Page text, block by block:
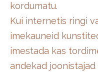
kordumatu.
Kui internetis ringi
imekauneid
imestada kas
andekad